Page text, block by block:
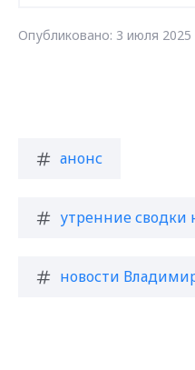
Опубликовано: 3 июля 2025
анонс
утренние сводки
новости